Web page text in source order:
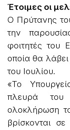
Έτοιμες οι
Ο Πρύτανης
την
φοιτητές
οποία θα
του Ιουλίου.
«Το
πλευρά του
ολοκλήρωση
βρίσκονται